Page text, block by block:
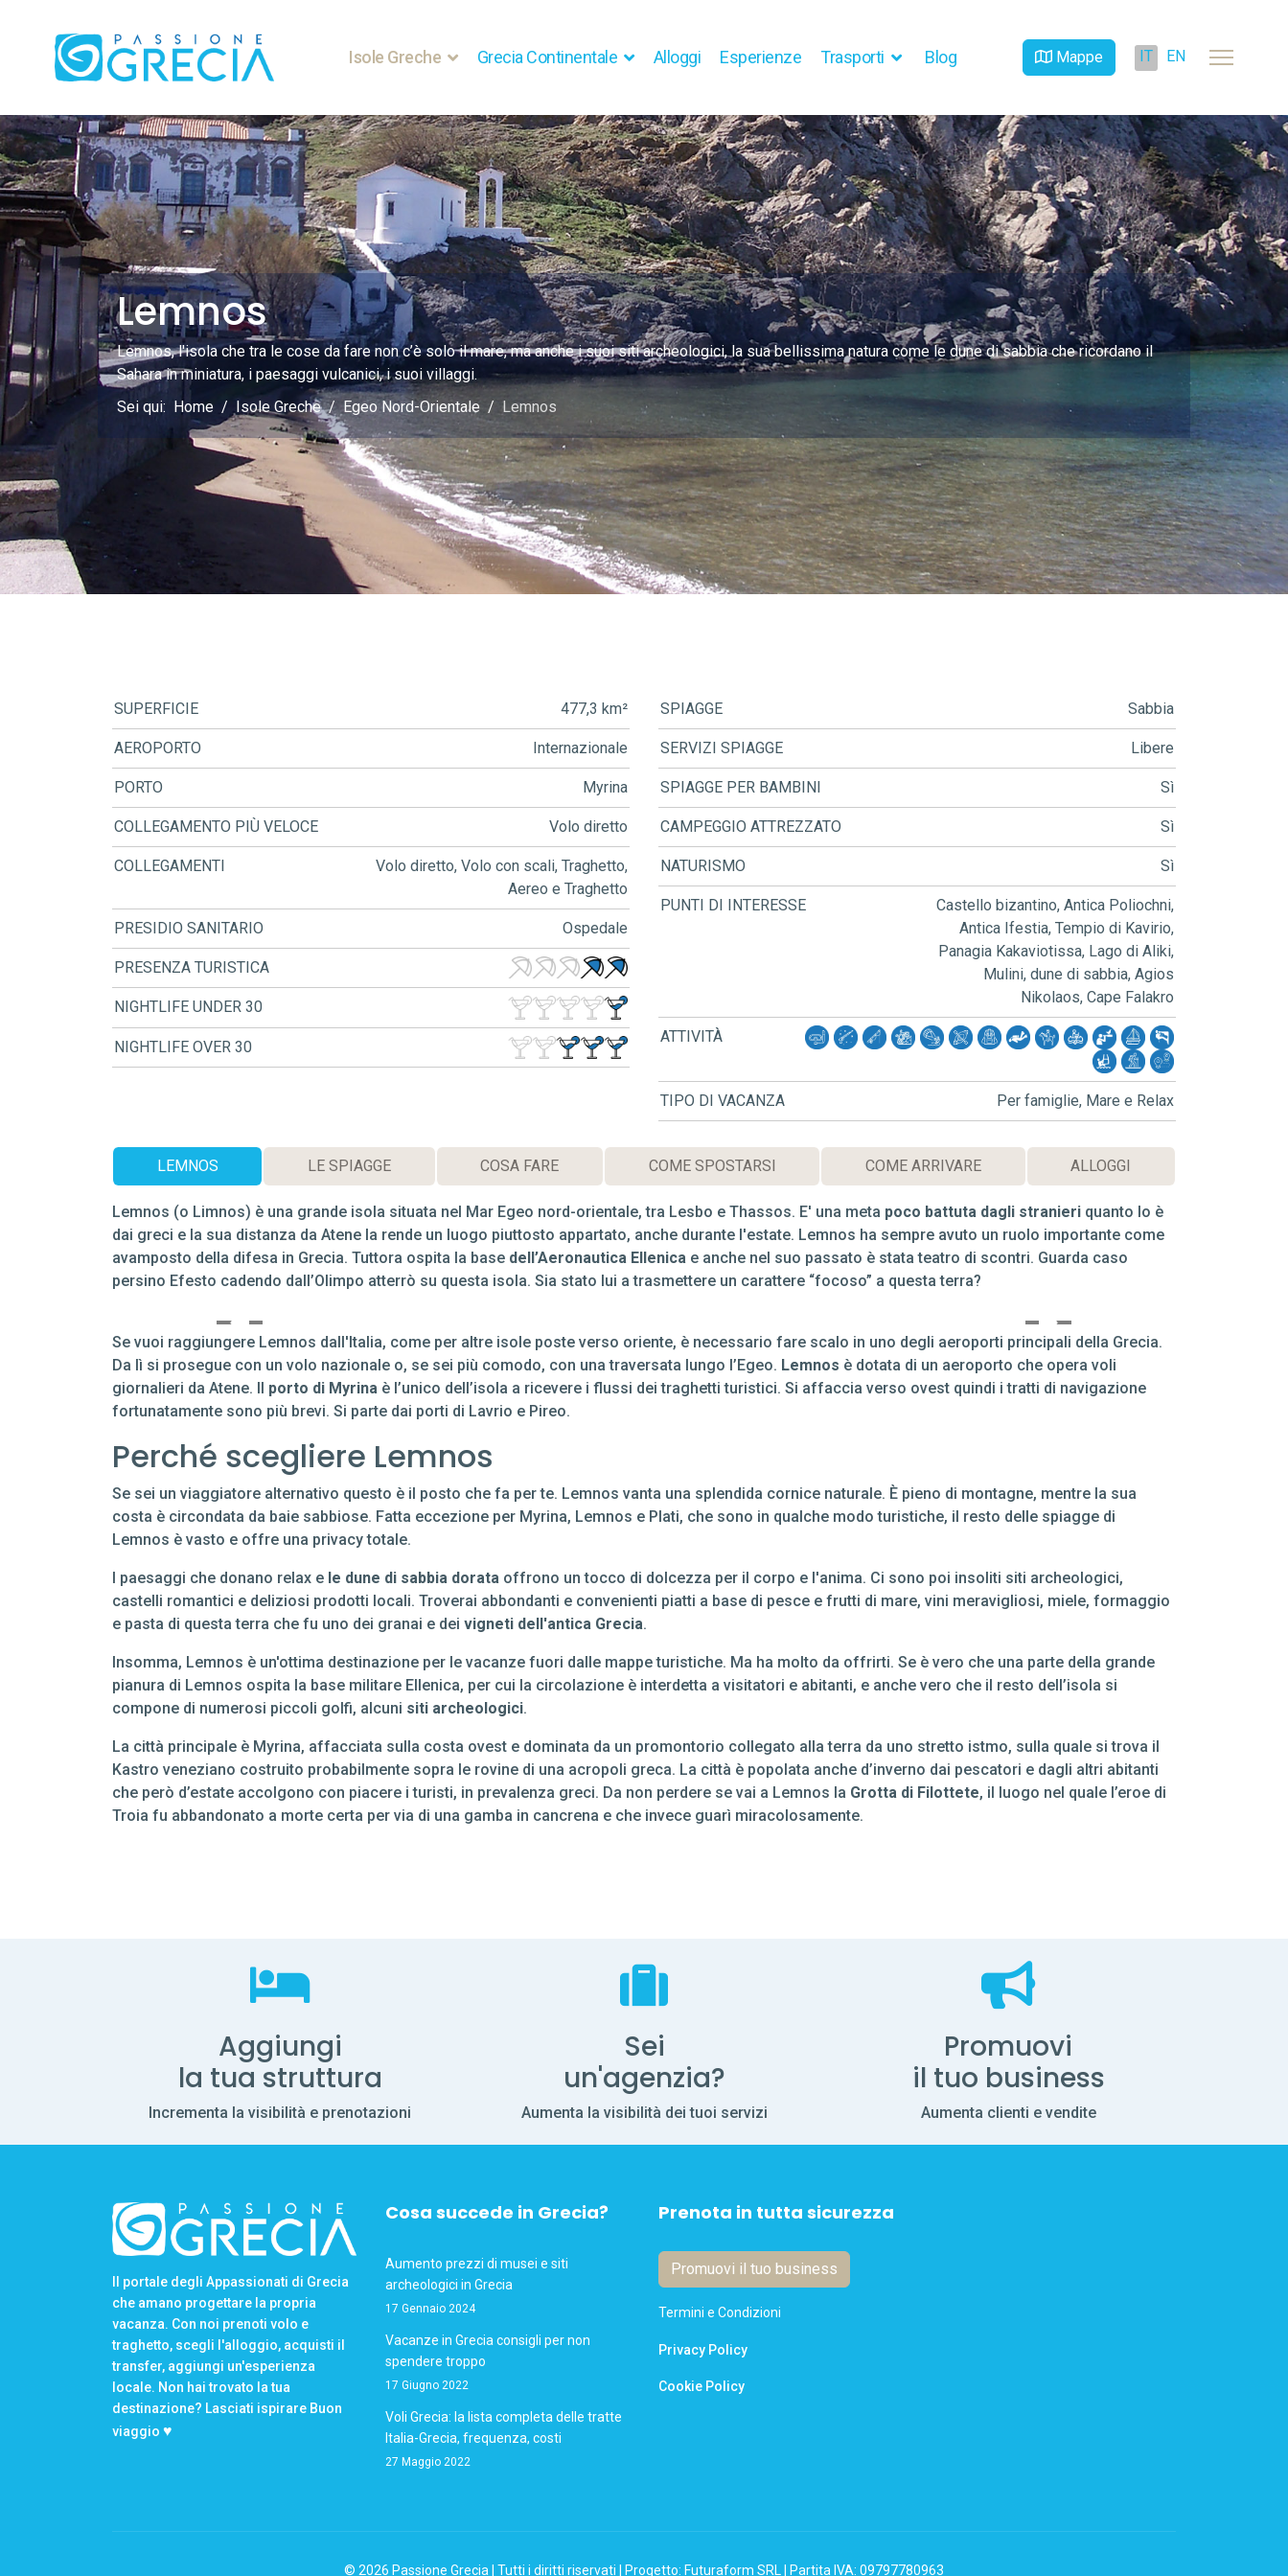
Isole Greche Grecia Continentale Alloggi Esperienze Trasporti Blog Mappe IT EN
Lemnos
Lemnos, l'isola che tra le cose da fare non c’è solo il mare, ma anche i suoi siti archeologici, la sua bellissima natura come le dune di sabbia che ricordano il
Sahara in miniatura, i paesaggi vulcanici, i suoi villaggi.
Sei qui: Home Isole Greche Egeo Nord-Orientale Lemnos
SUPERFICIE 477,3 km²
AEROPORTO Internazionale
PORTO Myrina
COLLEGAMENTO PIÙ VELOCE Volo diretto
COLLEGAMENTI
Volo diretto, Volo con scali, Traghetto,
Aereo e Traghetto
PRESIDIO SANITARIO Ospedale
PRESENZA TURISTICA
NIGHTLIFE UNDER 30
NIGHTLIFE OVER 30
SPIAGGE Sabbia
SERVIZI SPIAGGE Libere
SPIAGGE PER BAMBINI Sì
CAMPEGGIO ATTREZZATO Sì
NATURISMO Sì
PUNTI DI INTERESSE
Castello bizantino, Antica Poliochni,
Antica Ifestia, Tempio di Kavirio,
Panagia Kakaviotissa, Lago di Aliki,
Mulini, dune di sabbia, Agios
Nikolaos, Cape Falakro
ATTIVITÀ
TIPO DI VACANZA Per famiglie, Mare e Relax
LEMNOS LE SPIAGGE COSA FARE COME SPOSTARSI COME ARRIVARE ALLOGGI
Lemnos (o Limnos) è una grande isola situata nel Mar Egeo nord-orientale, tra Lesbo e Thassos. E' una meta poco battuta dagli stranieri quanto lo è
dai greci e la sua distanza da Atene la rende un luogo piuttosto appartato, anche durante l'estate. Lemnos ha sempre avuto un ruolo importante come
avamposto della difesa in Grecia. Tuttora ospita la base dell’Aeronautica Ellenica e anche nel suo passato è stata teatro di scontri. Guarda caso
persino Efesto cadendo dall’Olimpo atterrò su questa isola. Sia stato lui a trasmettere un carattere “focoso” a questa terra?
Se vuoi raggiungere Lemnos dall'Italia, come per altre isole poste verso oriente, è necessario fare scalo in uno degli aeroporti principali della Grecia.
Da lì si prosegue con un volo nazionale o, se sei più comodo, con una traversata lungo l’Egeo. Lemnos è dotata di un aeroporto che opera voli
giornalieri da Atene. Il porto di Myrina è l’unico dell’isola a ricevere i flussi dei traghetti turistici. Si affaccia verso ovest quindi i tratti di navigazione
fortunatamente sono più brevi. Si parte dai porti di Lavrio e Pireo.
Perché scegliere Lemnos
Se sei un viaggiatore alternativo questo è il posto che fa per te. Lemnos vanta una splendida cornice naturale. È pieno di montagne, mentre la sua
costa è circondata da baie sabbiose. Fatta eccezione per Myrina, Lemnos e Plati, che sono in qualche modo turistiche, il resto delle spiagge di
Lemnos è vasto e offre una privacy totale.
I paesaggi che donano relax e le dune di sabbia dorata offrono un tocco di dolcezza per il corpo e l'anima. Ci sono poi insoliti siti archeologici,
castelli romantici e deliziosi prodotti locali. Troverai abbondanti e convenienti piatti a base di pesce e frutti di mare, vini meravigliosi, miele, formaggio
e pasta di questa terra che fu uno dei granai e dei vigneti dell'antica Grecia.
Insomma, Lemnos è un'ottima destinazione per le vacanze fuori dalle mappe turistiche. Ma ha molto da offrirti. Se è vero che una parte della grande
pianura di Lemnos ospita la base militare Ellenica, per cui la circolazione è interdetta a visitatori e abitanti, e anche vero che il resto dell’isola si
compone di numerosi piccoli golfi, alcuni siti archeologici.
La città principale è Myrina, affacciata sulla costa ovest e dominata da un promontorio collegato alla terra da uno stretto istmo, sulla quale si trova il
Kastro veneziano costruito probabilmente sopra le rovine di una acropoli greca. La città è popolata anche d’inverno dai pescatori e dagli altri abitanti
che però d’estate accolgono con piacere i turisti, in prevalenza greci. Da non perdere se vai a Lemnos la Grotta di Filottete, il luogo nel quale l’eroe di
Troia fu abbandonato a morte certa per via di una gamba in cancrena e che invece guarì miracolosamente.
Aggiungi
la tua struttura
Incrementa la visibilità e prenotazioni
Sei
un'agenzia?
Aumenta la visibilità dei tuoi servizi
Promuovi
il tuo business
Aumenta clienti e vendite
Il portale degli Appassionati di Grecia
che amano progettare la propria
vacanza. Con noi prenoti volo e
traghetto, scegli l'alloggio, acquisti il
transfer, aggiungi un'esperienza
locale. Non hai trovato la tua
destinazione? Lasciati ispirare Buon
viaggio ♥
Cosa succede in Grecia?
Aumento prezzi di musei e siti
archeologici in Grecia
17 Gennaio 2024
Vacanze in Grecia consigli per non
spendere troppo
17 Giugno 2022
Voli Grecia: la lista completa delle tratte
Italia-Grecia, frequenza, costi
27 Maggio 2022
Prenota in tutta sicurezza
Promuovi il tuo business
Termini e Condizioni
Privacy Policy
Cookie Policy
© 2026 Passione Grecia | Tutti i diritti riservati | Progetto: Futuraform SRL | Partita IVA: 09797780963